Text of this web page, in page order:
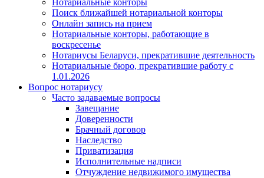
Нотариальные конторы
Поиск ближайшей нотариальной конторы
Онлайн запись на прием
Нотариальные конторы, работающие в
воскресенье
Нотариусы Беларуси, прекратившие деятельность
Нотариальные бюро, прекратившие работу с
1.01.2026
Вопрос нотариусу
Часто задаваемые вопросы
Завещание
Доверенности
Брачный договор
Наследство
Приватизация
Исполнительные надписи
Отчуждение недвижимого имущества